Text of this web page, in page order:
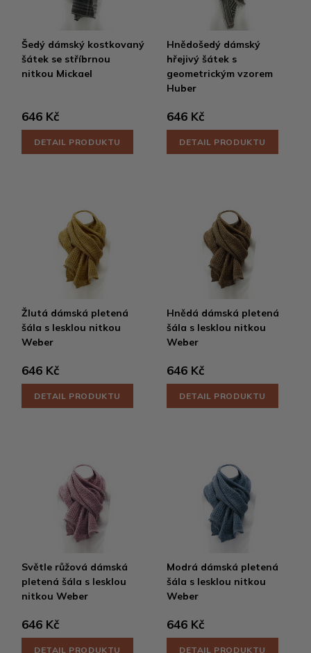
Šedý dámský kostkovaný
šátek se stříbrnou
nitkou Mickael
646 Kč
DETAIL PRODUKTU
Hnědošedý dámský
hřejivý šátek s
geometrickým vzorem
Huber
646 Kč
DETAIL PRODUKTU
Žlutá dámská pletená
šála s lesklou nitkou
Weber
646 Kč
DETAIL PRODUKTU
Hnědá dámská pletená
šála s lesklou nitkou
Weber
646 Kč
DETAIL PRODUKTU
Světle růžová dámská
pletená šála s lesklou
nitkou Weber
646 Kč
DETAIL PRODUKTU
Modrá dámská pletená
šála s lesklou nitkou
Weber
646 Kč
DETAIL PRODUKTU